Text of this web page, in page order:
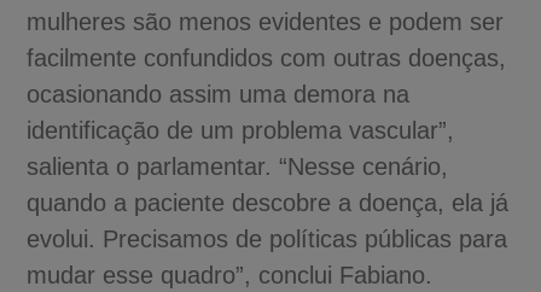
mulheres são menos evidentes e podem ser
facilmente confundidos com outras doenças,
ocasionando assim uma demora na
identificação de um problema vascular”,
salienta o parlamentar. “Nesse cenário,
quando a paciente descobre a doença, ela já
evolui. Precisamos de políticas públicas para
mudar esse quadro”, conclui Fabiano.